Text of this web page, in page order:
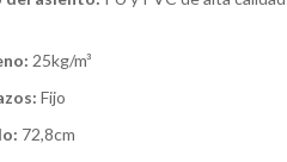
25kg/m³
Fijo
72,8cm